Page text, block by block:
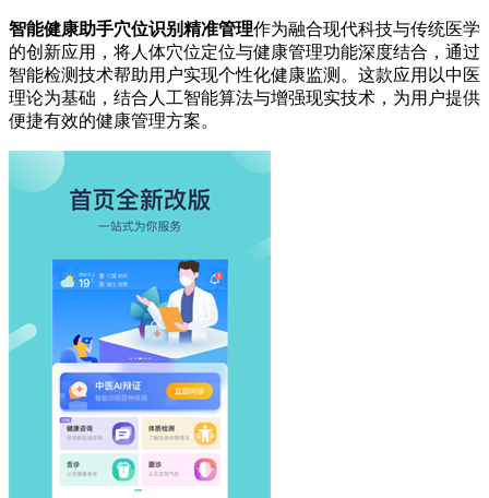
智能健康助手穴位识别精准管理作为融合现代科技与传统医学
的创新应用，将人体穴位定位与健康管理功能深度结合，通过
智能检测技术帮助用户实现个性化健康监测。这款应用以中医
理论为基础，结合人工智能算法与增强现实技术，为用户提供
便捷有效的健康管理方案。